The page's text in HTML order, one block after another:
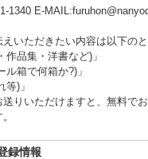
1340 E-
いただきたい内容は以下のと
作品集・洋書など)」
ル箱で何箱か?)」
等)」
りいただけますと、無料で
録情報